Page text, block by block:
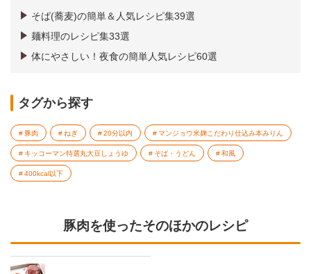
そば(蕎麦)の簡単＆人気レシピ集39選
麺料理のレシピ集33選
体にやさしい！夜食の簡単人気レシピ60選
タグから探す
豚肉 ねぎ 20分以内 マンジョウ米麹こだわり仕込み本みりん
キッコーマン特選丸大豆しょうゆ そば・うどん 和風
400kcal以下
豚肉を使ったそのほかのレシピ